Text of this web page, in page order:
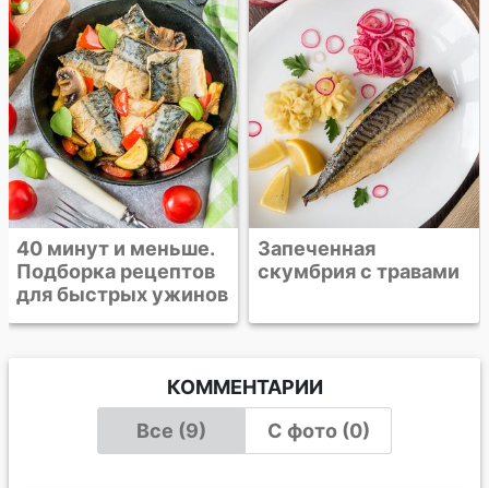
Запеченная
скумбрия с травами
КОММЕНТАРИИ
Все (9)
С фото (0)